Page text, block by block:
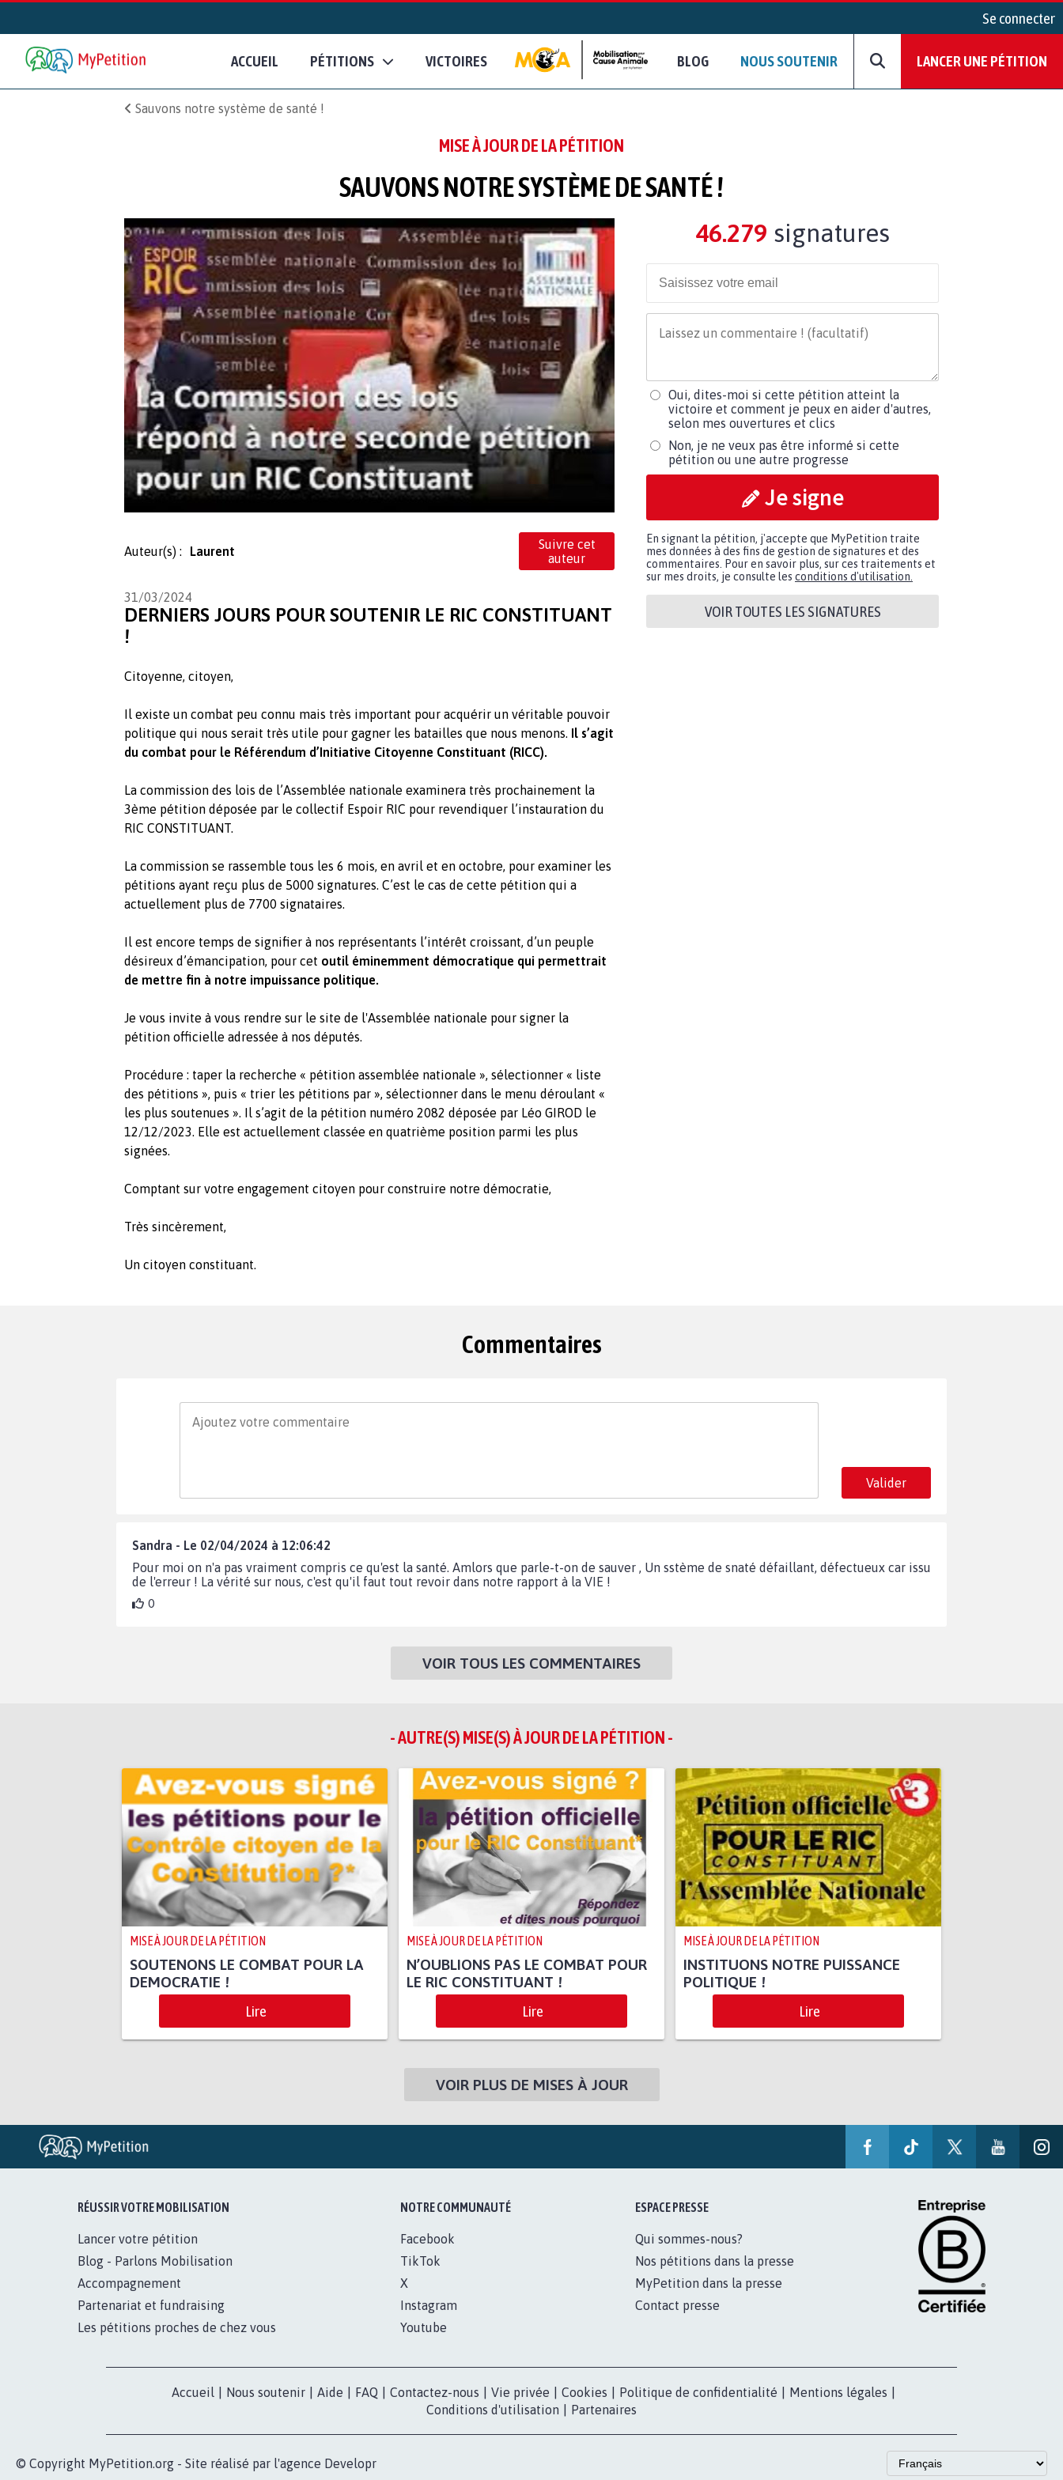
Se connecter
ACCUEIL PÉTITIONS VICTOIRES BLOG NOUS SOUTENIR LANCER UNE PÉTITION
Sauvons notre système de santé !
MISE À JOUR DE LA PÉTITION
SAUVONS NOTRE SYSTÈME DE SANTÉ !
Auteur(s) : Laurent
Suivre cet
auteur
31/03/2024
DERNIERS JOURS POUR SOUTENIR LE RIC CONSTITUANT
!
Citoyenne, citoyen,
Il existe un combat peu connu mais très important pour acquérir un véritable pouvoir
politique qui nous serait très utile pour gagner les batailles que nous menons. Il s’agit
du combat pour le Référendum d’Initiative Citoyenne Constituant (RICC).
La commission des lois de l’Assemblée nationale examinera très prochainement la
3ème pétition déposée par le collectif Espoir RIC pour revendiquer l’instauration du
RIC CONSTITUANT.
La commission se rassemble tous les 6 mois, en avril et en octobre, pour examiner les
pétitions ayant reçu plus de 5000 signatures. C’est le cas de cette pétition qui a
actuellement plus de 7700 signataires.
Il est encore temps de signifier à nos représentants l’intérêt croissant, d’un peuple
désireux d’émancipation, pour cet outil éminemment démocratique qui permettrait
de mettre fin à notre impuissance politique.
Je vous invite à vous rendre sur le site de l'Assemblée nationale pour signer la
pétition officielle adressée à nos députés.
Procédure : taper la recherche « pétition assemblée nationale », sélectionner « liste
des pétitions », puis « trier les pétitions par », sélectionner dans le menu déroulant «
les plus soutenues ». Il s’agit de la pétition numéro 2082 déposée par Léo GIROD le
12/12/2023. Elle est actuellement classée en quatrième position parmi les plus
signées.
Comptant sur votre engagement citoyen pour construire notre démocratie,
Très sincèrement,
Un citoyen constituant.
46.279 signatures
Oui, dites-moi si cette pétition atteint la
victoire et comment je peux en aider d'autres,
selon mes ouvertures et clics
Non, je ne veux pas être informé si cette
pétition ou une autre progresse
Je signe
En signant la pétition, j'accepte que MyPetition traite
mes données à des fins de gestion de signatures et des
commentaires. Pour en savoir plus, sur ces traitements et
sur mes droits, je consulte les conditions d'utilisation.
VOIR TOUTES LES SIGNATURES
Commentaires
Valider
Sandra - Le 02/04/2024 à 12:06:42
Pour moi on n'a pas vraiment compris ce qu'est la santé. Amlors que parle-t-on de sauver , Un sstème de snaté défaillant, défectueux car issu
de l'erreur ! La vérité sur nous, c'est qu'il faut tout revoir dans notre rapport à la VIE !
0
VOIR TOUS LES COMMENTAIRES
- AUTRE(S) MISE(S) À JOUR DE LA PÉTITION -
MISE À JOUR DE LA PÉTITION
SOUTENONS LE COMBAT POUR LA
DEMOCRATIE !
Lire
MISE À JOUR DE LA PÉTITION
N’OUBLIONS PAS LE COMBAT POUR
LE RIC CONSTITUANT !
Lire
MISE À JOUR DE LA PÉTITION
INSTITUONS NOTRE PUISSANCE
POLITIQUE !
Lire
VOIR PLUS DE MISES À JOUR
RÉUSSIR VOTRE MOBILISATION
Lancer votre pétition
Blog - Parlons Mobilisation
Accompagnement
Partenariat et fundraising
Les pétitions proches de chez vous
NOTRE COMMUNAUTÉ
Facebook
TikTok
X
Instagram
Youtube
ESPACE PRESSE
Qui sommes-nous?
Nos pétitions dans la presse
MyPetition dans la presse
Contact presse
Accueil Nous soutenir Aide FAQ Contactez-nous Vie privée Cookies Politique de confidentialité Mentions légales
Conditions d'utilisation
Partenaires
© Copyright MyPetition.org - Site réalisé par l'agence Developr